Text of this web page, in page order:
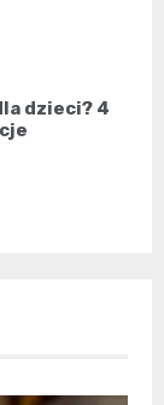
dzieci? 4